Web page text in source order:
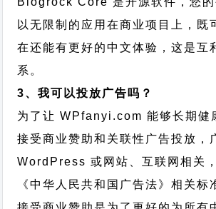
以无限制的应用在商业项目上，既
在还能有更好的中文体验，这是互
系。
3、我可以投放广告吗？
为了让 WPfanyi.com 能够长期健
接受商业赞助和关联性广告投放，
WordPress 或网站、互联网相关
《中华人民共和国广告法》相关标